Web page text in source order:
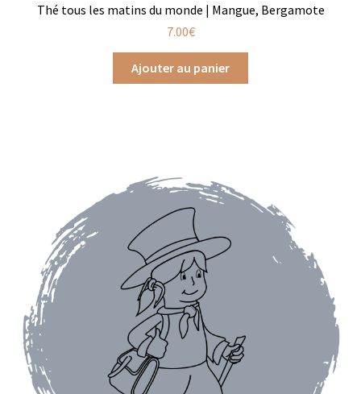
Assaisonnements
Vinaigres
Épices
Baies
Conditionnements épices
Boîtes à épices
Thé tous les matins du monde | Mangue, Bergamote
7.00€
Ajouter au panier